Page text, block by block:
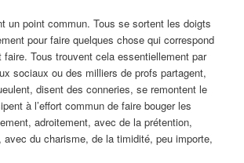
un point commun. Tous se sortent les doigts
pour faire quelques chose qui correspond
faire. Tous trouvent cela essentiellement par
sociaux ou des milliers de profs partagent,
disent des conneries, se remontent le
à l’effort commun de faire bouger les
adroitement, avec de la prétention,
avec du charisme, de la timidité, peu importe,